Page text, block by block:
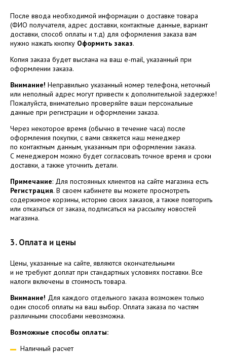
После ввода необходимой информации о доставке товара
(ФИО получателя, адрес доставки, контактные данные, вариант
доставки, способ оплаты и т.д) для оформления заказа вам
нужно нажать кнопку Оформить заказ.
Копия заказа будет выслана на ваш e-mail, указанный при
оформлении заказа.
Внимание! Неправильно указанный номер телефона, неточный
или неполный адрес могут привести к дополнительной задержке!
Пожалуйста, внимательно проверяйте ваши персональные
данные при регистрации и оформлении заказа.
Через некоторое время (обычно в течение часа) после
оформления покупки, с вами свяжется наш менеджер
по контактным данным, указанным при оформлении заказа.
С менеджером можно будет согласовать точное время и сроки
доставки, а также уточнить детали.
Примечание: Для постоянных клиентов на сайте магазина есть
Регистрация. В своем кабинете вы можете просмотреть
содержимое корзины, историю своих заказов, а также повторить
или отказаться от заказа, подписаться на рассылку новостей
магазина.
3. Оплата и цены
Цены, указанные на сайте, являются окончательными
и не требуют доплат при стандартных условиях поставки. Все
налоги включены в стоимость товара.
Внимание! Для каждого отдельного заказа возможен только
один способ оплаты на ваш выбор. Оплата заказа по частям
различными способами невозможна.
Возможные способы оплаты:
Наличный расчет